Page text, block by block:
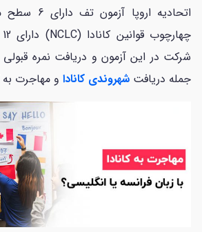
اتحادیه
شرکت در این آزمون و دریافت نمره قبولی
جمله دریافت شهروندی کانادا و مهاجرت